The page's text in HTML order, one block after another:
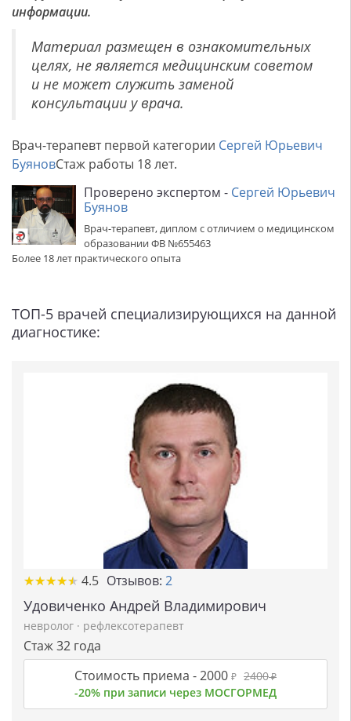
информации.
Материал размещен в ознакомительных
целях, не является медицинским советом
и не может служить заменой
консультации у врача.
Врач-терапевт первой категории Сергей Юрьевич
БуяновСтаж работы 18 лет.
Проверено экспертом - Сергей Юрьевич
Буянов
Врач-терапевт, диплом с отличием о медицинском
образовании ФВ №655463
Более 18 лет практического опыта
ТОП-5 врачей специализирующихся на данной
диагностике:
★★★★★
★★★★★ 4.5 Отзывов: 2
Удовиченко Андрей Владимирович
невролог · рефлексотерапевт
Стаж 32 года
Стоимость приема -2000 ₽ 2400₽
-20% при записи через МОСГОРМЕД